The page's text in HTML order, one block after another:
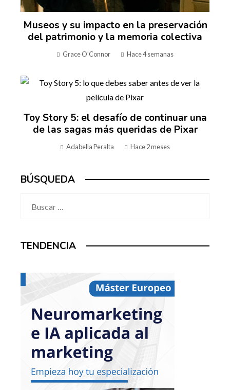
Museos y su impacto en la preservación
del patrimonio y la memoria colectiva
Grace O’Connor Hace 4 semanas
Toy Story 5: el desafío de continuar una
de las sagas más queridas de Pixar
Adabella Peralta Hace 2 meses
BÚSQUEDA
TENDENCIA